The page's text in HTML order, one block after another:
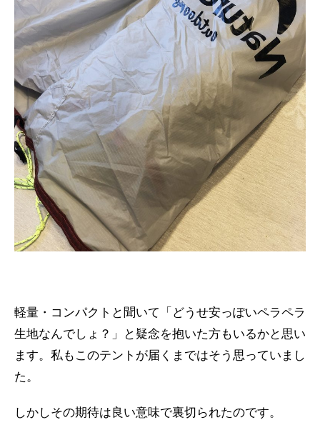
軽量・コンパクトと聞いて「どうせ安っぽいペラペラ
生地なんでしょ？」と疑念を抱いた方もいるかと思い
ます。私もこのテントが届くまではそう思っていまし
た。
しかしその期待は良い意味で裏切られたのです。